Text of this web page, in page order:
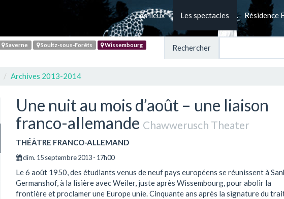
Les lieux Les spectacles Résidence
Saverne Soultz-sous-Forêts Wissembourg Rechercher
Archives 2013-2014
Une nuit au mois d’août – une liaison
franco-allemande Chawwerusch Theater
THÉÂTRE FRANCO-ALLEMAND
dim. 15 septembre 2013 - 17h00
Le 6 août 1950, des étudiants venus de neuf pays européens se réunissent à
Germanshof, à la lisière avec Weiler, juste après Wissembourg, pour abolir la
frontière et proclamer une Europe unie. Cinquante ans après la signature du